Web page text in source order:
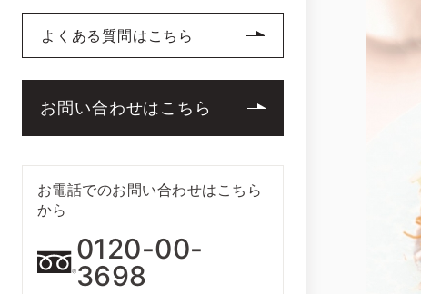
よくある質問はこちら
お問い合わせはこちら
お電話でのお問い合わせはこちら
から
0120-00-
3698